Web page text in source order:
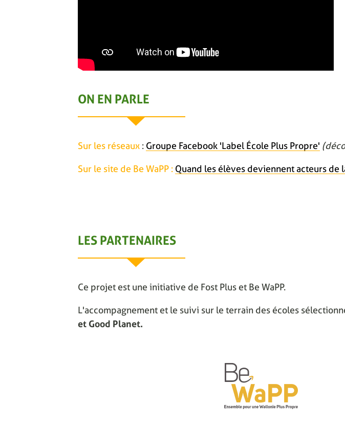
ON EN PARLE
Sur les réseaux : Groupe Facebook 'Label École Plus Propre'
Sur le site de Be WaPP : Quand les élèves deviennent acteurs de
LES PARTENAIRES
Ce projet est une initiative de Fost Plus et Be WaPP.
L'accompagnement et le suivi sur le terrain des écoles
et Good Planet.